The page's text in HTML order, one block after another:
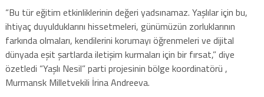
“Bu tür eğitim etkinliklerinin değeri yadsınamaz. Yaşlılar için bu,
ihtiyaç duyulduklarını hissetmeleri, günümüzün zorluklarının
farkında olmaları, kendilerini korumayı öğrenmeleri ve dijital
dünyada eşit şartlarda iletişim kurmaları için bir fırsat,” diye
özetledi “Yaşlı Nesil” parti projesinin bölge koordinatörü ,
Murmansk Milletvekili İrina Andreeva.